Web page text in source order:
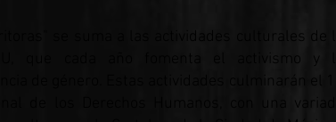
se suma a las actividades culturales de la
que cada año fomenta el activismo y la
de los Derechos Humanos, con una variada